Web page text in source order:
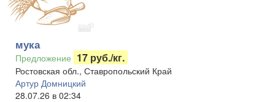
мука
Предложение 17 руб./кг.
Ростовская обл., Ставропольский Край
Артур Домницкий
28.07.26 в 02:34